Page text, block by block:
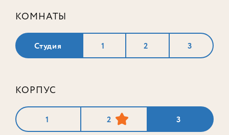
КОМНАТЫ
Студия 1 2 3
КОРПУС
1 2 3